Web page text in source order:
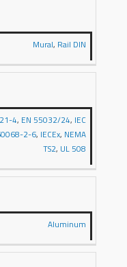
Mural, Rail DIN
4, EN 55032/24, IEC
2-6, IECEx, NEMA
TS2, UL 508
Aluminum